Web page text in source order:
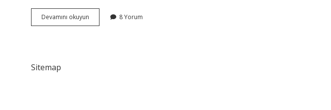
Devamını okuyun
Haftalık
8 Yorum
Sitemap